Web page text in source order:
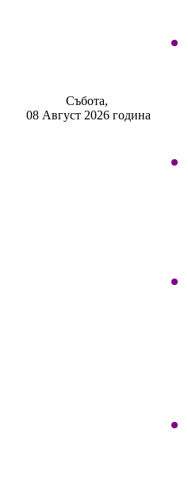
Събота,
08 Август 2026 година